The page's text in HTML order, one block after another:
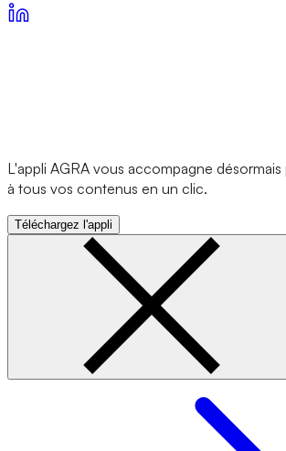
L'appli AGRA vous accompagne
à tous vos contenus en un clic.
Téléchargez l'appli